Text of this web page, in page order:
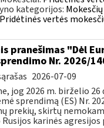
kategorijos:
vertės
pranešimas "Dėl
Nr. 2026/
2026-07-09
jog 2026 m. birželio 26
sprendimą (ES) Nr.
prekių, skirtų
karinės agresijos